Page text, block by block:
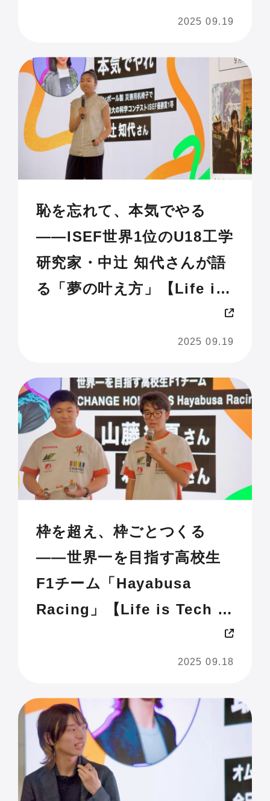
2025 09.19
恥を忘れて、本気でやる
——ISEF世界1位のU18工学
研究家・中辻 知代さんが語
る「夢の叶え方」【Life is
2025 09.19
枠を超え、枠ごとつくる
——世界一を目指す高校生
F1チーム「Hayabusa
Racing」【Life is Tech !
2025 09.18